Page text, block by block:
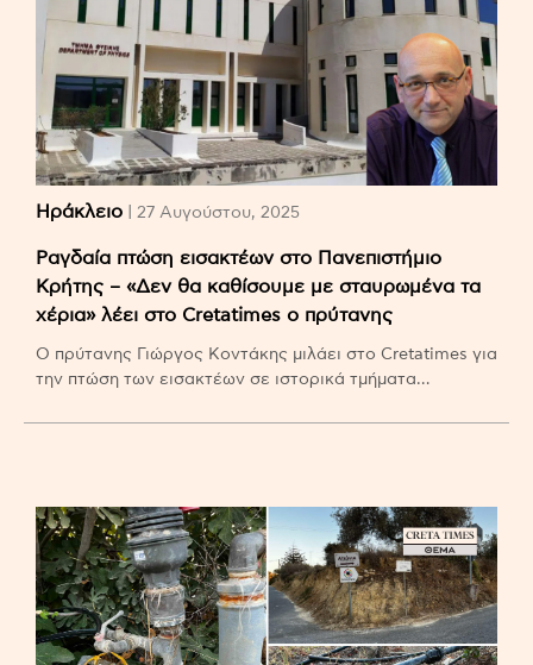
Ηράκλειο | 27 Αυγούστου, 2025
Ραγδαία πτώση εισακτέων στο Πανεπιστήμιο
Κρήτης – «Δεν θα καθίσουμε με σταυρωμένα τα
χέρια» λέει στο Cretatimes ο πρύτανης
Ο πρύτανης Γιώργος Κοντάκης μιλάει στο Cretatimes για
την πτώση των εισακτέων σε ιστορικά τμήματα…